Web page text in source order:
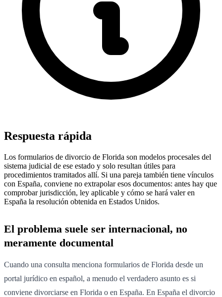
Respuesta rápida
Los formularios de divorcio de Florida son modelos procesales del
sistema judicial de ese estado y solo resultan útiles para
procedimientos tramitados allí. Si una pareja también tiene vínculos
con España, conviene no extrapolar esos documentos: antes hay que
comprobar jurisdicción, ley aplicable y cómo se hará valer en
España la resolución obtenida en Estados Unidos.
El problema suele ser internacional, no
meramente documental
Cuando una consulta menciona formularios de Florida desde un
portal jurídico en español, a menudo el verdadero asunto es si
conviene divorciarse en Florida o en España. En España el divorcio